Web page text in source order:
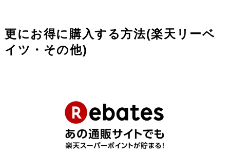
更にお得に購入する方法(楽天リーベ
イツ・その他)